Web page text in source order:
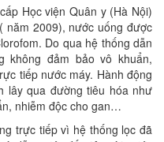
Học viện Quân y (Hà Nội)
năm 2009), nước uống được
Do qua hệ thống dẫn
không đảm bảo vô khuẩn,
tiếp nước máy. Hành động
lây qua đường tiêu hóa như
nhiễm độc cho gan…
trực tiếp vì hệ thống lọc đã